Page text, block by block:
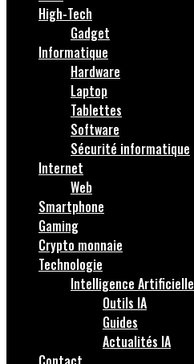
High-Tech
Gadget
Informatique
Hardware
Laptop
Tablettes
Software
Sécurité informatique
Internet
Web
Smartphone
Gaming
Crypto monnaie
Technologie
Intelligence Artificielle
Outils IA
Guides
Actualités IA